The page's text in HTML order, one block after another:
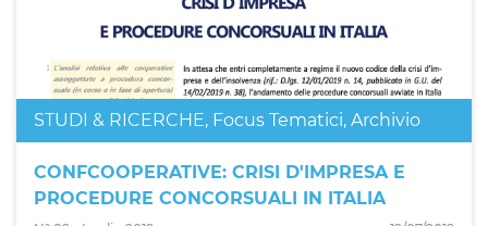
STUDI & RICERCHE, Focus Tematici, Archivio
CONFCOOPERATIVE: CRISI D'IMPRESA E
PROCEDURE CONCORSUALI IN ITALIA